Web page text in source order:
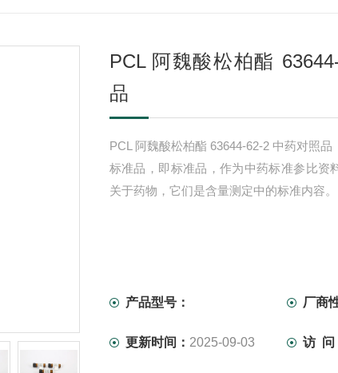
PCL 阿魏酸松柏酯
品
PCL 阿魏酸松柏酯 63644-62-2 中药对照品
标准品，即标准品，作为中药标准参比资
关于药物，它们是含量测定中的标准内容。
产品型号： 厂商
更新时间： 2025-09-03 访 问